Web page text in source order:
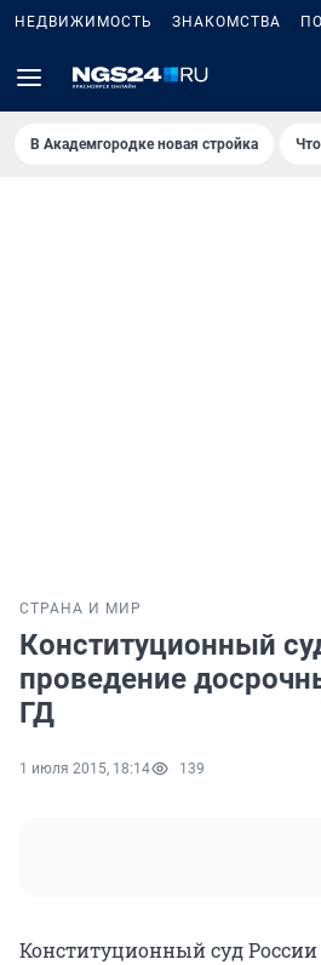
НЕДВИЖИМОСТЬ ЗНАКОМСТВА
В Академгородке новая стройка
СТРАНА И МИР
Конституционный
проведение
ГД
1 июля 2015, 18:14 139
Конституционный суд